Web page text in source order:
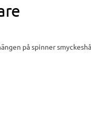
på spinner